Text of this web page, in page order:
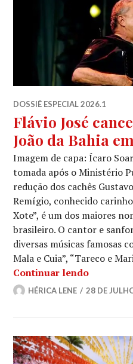
DOSSIÊ ESPECIAL 2026.1
Flávio José
João da Bahia
Imagem de capa: Ícaro
tomada após o Ministério
redução dos cachês
Remígio, conhecido
Xote”, é um dos maiores
brasileiro. O cantor e
diversas músicas famosas
Mala e Cuia”, “Tareco e
Continuar lendoFlávio
HÉRICA LENE 28 DE